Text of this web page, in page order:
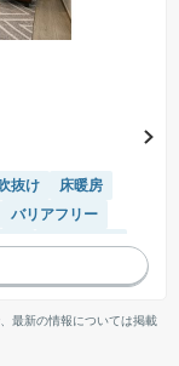
吹抜け
床暖房
バリアフリー
ン
浴室乾燥機
最新の情報については掲載